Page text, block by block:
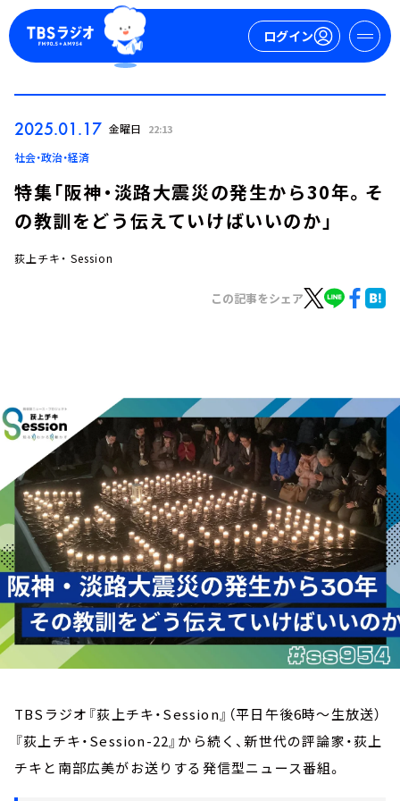
ログイン
お知らせ
イベント・グッズ
YouTube
会社情報
2025.01.17 金曜日 22:13
社会・政治・経済
特集「阪神・淡路大震災の発生から30年。そ
の教訓をどう伝えていけばいいのか」
荻上チキ・ Session
この記事をシェア
TBSラジオ『荻上チキ・Session』（平日午後6時～生放送）
『荻上チキ・Session-22』から続く、新世代の評論家・荻上
チキと南部広美がお送りする発信型ニュース番組。